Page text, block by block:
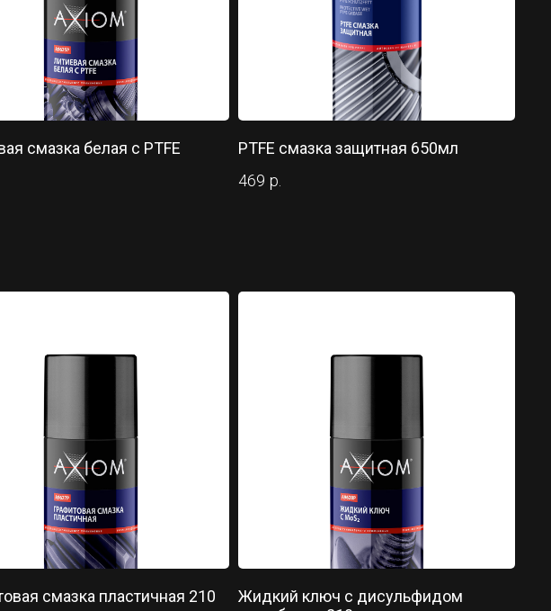
смазка белая с PTFE
PTFE смазка защитная 650мл
469 р.
смазка пластичная 210
Жидкий ключ с дисульфидом